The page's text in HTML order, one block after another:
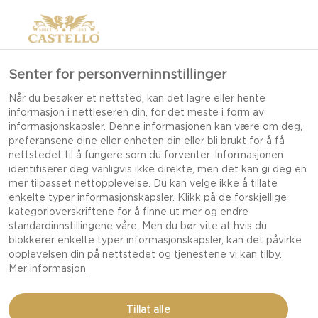
BRUNSJ
Senter for personverninnstillinger
Når du besøker et nettsted, kan det lagre eller hente
informasjon i nettleseren din, for det meste i form av
informasjonskapsler. Denne informasjonen kan være om deg,
preferansene dine eller enheten din eller bli brukt for å få
nettstedet til å fungere som du forventer. Informasjonen
identifiserer deg vanligvis ikke direkte, men det kan gi deg en
mer tilpasset nettopplevelse. Du kan velge ikke å tillate
enkelte typer informasjonskapsler. Klikk på de forskjellige
kategorioverskriftene for å finne ut mer og endre
standardinnstillingene våre. Men du bør vite at hvis du
blokkerer enkelte typer informasjonskapsler, kan det påvirke
opplevelsen din på nettstedet og tjenestene vi kan tilby.
Mer informasjon
Tillat alle